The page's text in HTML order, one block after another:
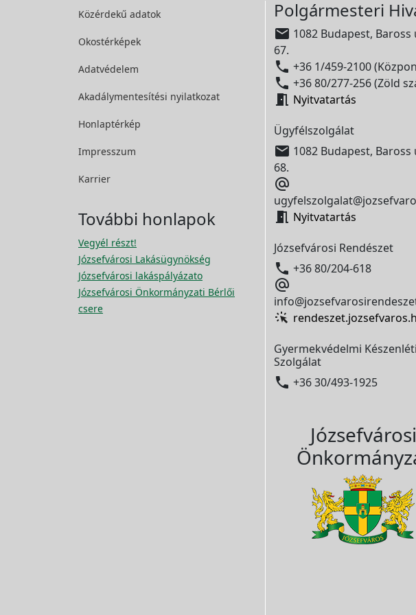
Közérdekű adatok
Okostérképek
Adatvédelem
Akadálymentesítési nyilatkozat
Honlaptérkép
Impresszum
Karrier
További honlapok
Vegyél részt!
Józsefvárosi Lakásügynökség
Józsefvárosi lakáspályázato
Józsefvárosi Önkormányzati Bérlői
csere
Polgármesteri
 1082 Budapest, Baross
67.
 +36 1/459-2100
 +36 80/277-256 (Zöld
 Nyitvatartás
Ügyfélszolgálat
 1082 Budapest, Baross
68.

 Nyitvatartás
Józsefvárosi Rendészet
 +36 80/204-618

Gyermekvédelmi Készenléti
Szolgálat
 +36 30/493-1925
Józsefvárosi